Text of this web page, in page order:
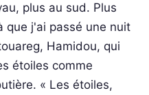
plus au sud. Plus
que j'ai passé une nuit
Hamidou, qui
étoiles comme
« Les étoiles,